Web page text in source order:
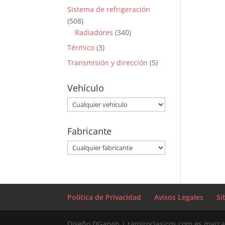
Sistema de refrigeración
(508)
Radiadores (340)
Térmico (3)
Transmisión y dirección (5)
Vehículo
Fabricante
Política de Privacidad Avisos Legales